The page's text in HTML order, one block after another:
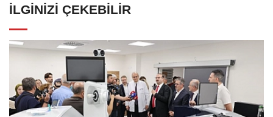
İLGINIZI ÇEKEBILIR